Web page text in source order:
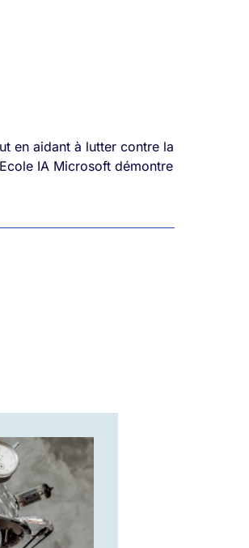
en aidant à lutter contre la
IA Microsoft démontre